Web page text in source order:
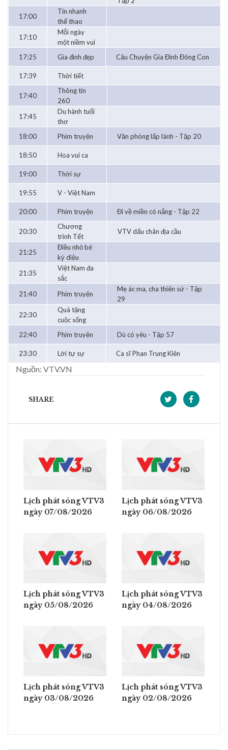
17:00
Tin nhanh
thể thao
17:10
Mỗi ngày
một niềm vui
17:25
Gia đình đẹp Câu Chuyện Gia Đình Đông Con
17:39 Thời tiết
17:40
Thông tin
260
17:45
Du hành tuổi
thơ
18:00
Phim truyện Văn phòng lấp lánh - Tập 20
18:50 Hoa vui ca
19:00 Thời sự
19:55 V - Việt Nam
20:00 Phim truyện Đi về miền có nắng - Tập 22
20:30
Chương
trình Tết
VTV dấu chân địa cầu
21:25
Điều nhỏ bé
kỳ diệu
21:35
Việt Nam đa
sắc
21:40
Phim truyện
Mẹ ác ma, cha thiên sứ - Tập
29
22:30
Quà tặng
cuộc sống
22:40
Phim truyện Dù có yêu - Tập 57
23:30 Lời tự sự Ca sĩ Phan Trung Kiên
Nguồn: VTV.VN
SHARE
Lịch phát sóng VTV3
ngày 07/08/2026
Lịch phát sóng VTV3
ngày 06/08/2026
Lịch phát sóng VTV3
ngày 05/08/2026
Lịch phát sóng VTV3
ngày 04/08/2026
Lịch phát sóng VTV3
ngày 03/08/2026
Lịch phát sóng VTV3
ngày 02/08/2026